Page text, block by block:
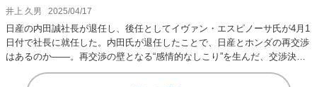
井上 久男 2025/04/17
日産の内田誠社長が退任し、後任としてイヴァン・エスピノーサ氏が4月1
日付で社長に就任した。内田氏が退任したことで、日産とホンダの再交渉
はあるのか――。再交渉の壁となる“感情的なしこり”を生んだ、交渉決裂
までの内幕を、…